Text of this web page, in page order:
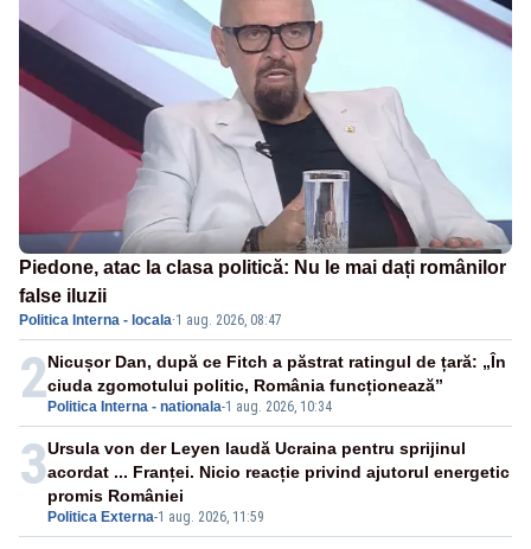
Piedone, atac la clasa politică: Nu le mai dați românilor
false iluzii
Politica Interna - locala·1 aug. 2026, 08:47
2 Politica Interna - nationala-1 aug. 2026, 10:34
Nicușor Dan, după ce Fitch a păstrat ratingul de țară: „În
ciuda zgomotului politic, România funcționează”
3
Politica Externa-1 aug. 2026, 11:59
Ursula von der Leyen laudă Ucraina pentru sprijinul
acordat ... Franței. Nicio reacție privind ajutorul energetic
promis României